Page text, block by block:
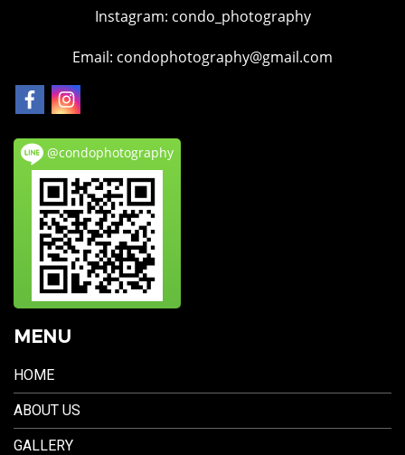
Instagram: condo_photography
Email: condophotography@gmail.com
@condophotography
MENU
HOME
ABOUT US
GALLERY